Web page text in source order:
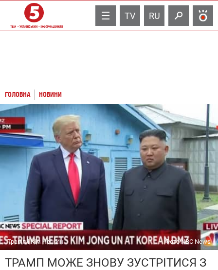
TV RU
ГОЛОВНА НОВИНИ
Трамп і Кім Чен Ин Фото NBC News
ТРАМП МОЖЕ ЗНОВУ ЗУСТРІТИСЯ З